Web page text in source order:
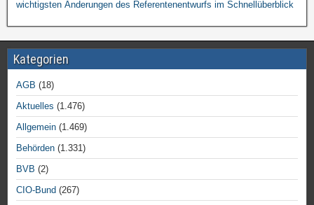
wichtigsten Änderungen des Referentenentwurfs im Schnellüberblick
Kategorien
AGB (18)
Aktuelles (1.476)
Allgemein (1.469)
Behörden (1.331)
BVB (2)
CIO-Bund (267)